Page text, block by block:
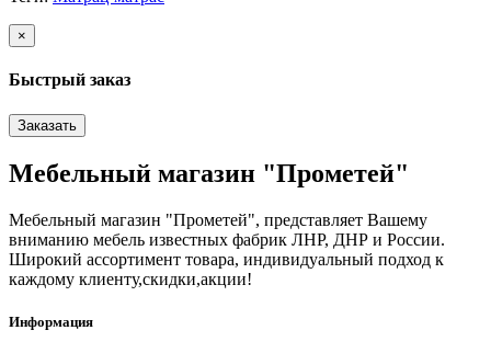
×
Быстрый заказ
Заказать
Мебельный магазин "Прометей"
Мебельный магазин "Прометей", представляет Вашему
вниманию мебель известных фабрик ЛНР, ДНР и России.
Широкий ассортимент товара, индивидуальный подход к
каждому клиенту,скидки,акции!
Информация